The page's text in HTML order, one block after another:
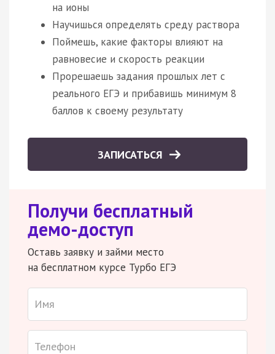
на ионы
Научишься определять среду раствора
Поймешь, какие факторы влияют на
равновесие и скорость реакции
Прорешаешь задания прошлых лет с
реального ЕГЭ и прибавишь минимум 8
баллов к своему результату
ЗАПИСАТЬСЯ
Получи бесплатный
демо-доступ
Оставь заявку и займи место
на бесплатном курсе Турбо ЕГЭ